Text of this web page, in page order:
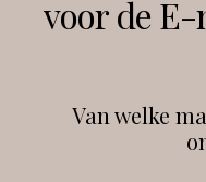
Instagram
voor de
Van welke